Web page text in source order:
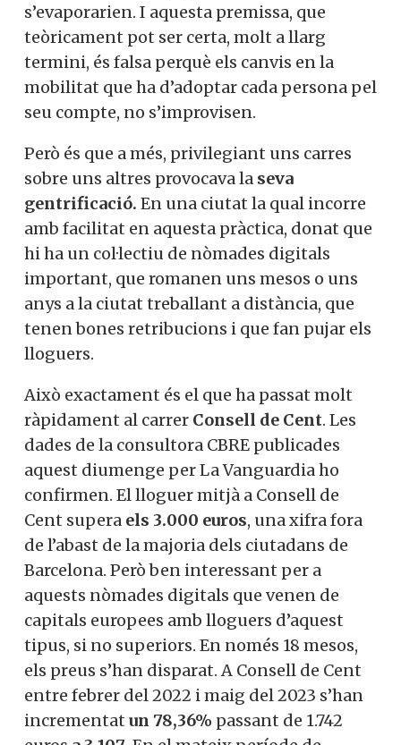
s’evaporarien. I aquesta premissa, que
teòricament pot ser certa, molt a llarg
termini, és falsa perquè els canvis en la
mobilitat que ha d’adoptar cada persona pel
seu compte, no s’improvisen.
Però és que a més, privilegiant uns carres
sobre uns altres provocava la seva
gentrificació. En una ciutat la qual incorre
amb facilitat en aquesta pràctica, donat que
hi ha un col·lectiu de nòmades digitals
important, que romanen uns mesos o uns
anys a la ciutat treballant a distància, que
tenen bones retribucions i que fan pujar els
lloguers.
Això exactament és el que ha passat molt
ràpidament al carrer Consell de Cent. Les
dades de la consultora CBRE publicades
aquest diumenge per La Vanguardia ho
confirmen. El lloguer mitjà a Consell de
Cent supera els 3.000 euros, una xifra fora
de l’abast de la majoria dels ciutadans de
Barcelona. Però ben interessant per a
aquests nòmades digitals que venen de
capitals europees amb lloguers d’aquest
tipus, si no superiors. En només 18 mesos,
els preus s’han disparat. A Consell de Cent
entre febrer del 2022 i maig del 2023 s’han
incrementat un 78,36% passant de 1.742